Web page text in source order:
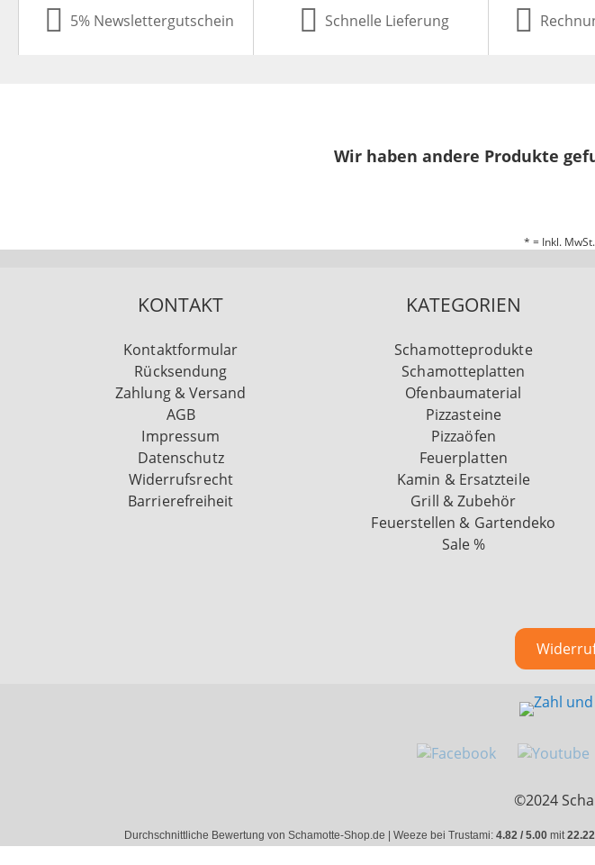
5% Newslettergutschein Schnelle Lieferung
Wir haben andere Produkte
* = Inkl.
KONTAKT
Kontaktformular
Rücksendung
Zahlung & Versand
AGB
Impressum
Datenschutz
Widerrufsrecht
Barrierefreiheit
KATEGORIEN
Schamotteprodukte
Schamotteplatten
Ofenbaumaterial
Pizzasteine
Pizzaöfen
Feuerplatten
Kamin & Ersatzteile
Grill & Zubehör
Feuerstellen & Gartendeko
Sale %
©2024
Durchschnittliche Bewertung von Schamotte-Shop.de | Weeze bei Trustami: 4.82 / 5.00mit